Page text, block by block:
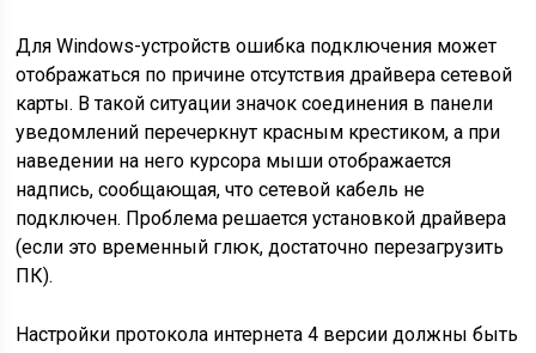
Для Windows-устройств ошибка подключения может
отображаться по причине отсутствия драйвера сетевой
карты. В такой ситуации значок соединения в панели
уведомлений перечеркнут красным крестиком, а при
наведении на него курсора мыши отображается
надпись, сообщающая, что сетевой кабель не
подключен. Проблема решается установкой драйвера
(если это временный глюк, достаточно перезагрузить
ПК).
Настройки протокола интернета 4 версии должны быть